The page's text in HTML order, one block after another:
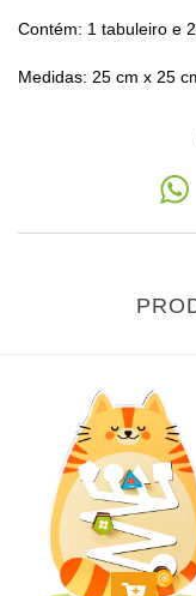
Contém: 1 tabuleiro e
Medidas: 25 cm x 25